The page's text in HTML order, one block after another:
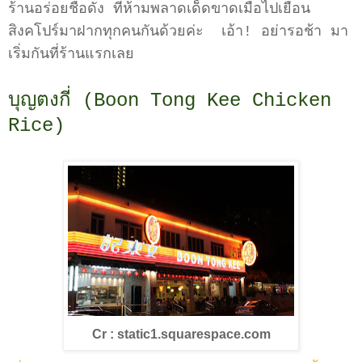
ร้านอร่อยชื่อดัง ที่ห้ามพลาดเด็ดขาดเมื่อไปเยือน
สิงคโปร์มาฝากทุกคนกันด้วยค่ะ เอ้า! อย่ารอช้า มา
เริ่มกันที่ร้านแรกเลย
บุญตงกี่ (Boon Tong Kee Chicken
Rice)
Cr : static1.squarespace.com